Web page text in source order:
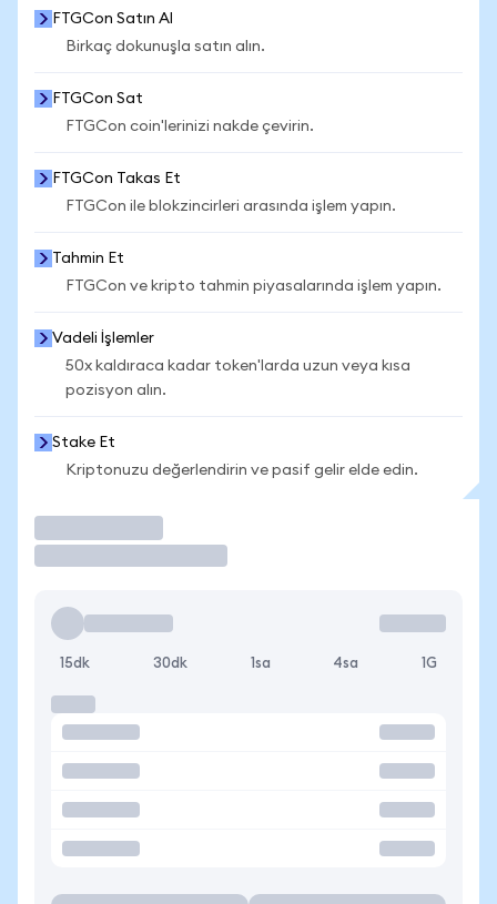
FTGCon Satın Al
Birkaç dokunuşla satın alın.
FTGCon Sat
FTGCon coin'lerinizi nakde çevirin.
FTGCon Takas Et
FTGCon ile blokzincirleri arasında işlem yapın.
Tahmin Et
FTGCon ve kripto tahmin piyasalarında işlem yapın.
Vadeli İşlemler
50x kaldıraca kadar token'larda uzun veya kısa
pozisyon alın.
Stake Et
Kriptonuzu değerlendirin ve pasif gelir elde edin.
15dk 30dk 1sa 4sa 1G